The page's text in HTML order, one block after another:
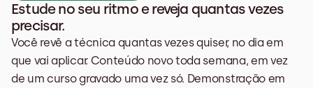
Estude no seu ritmo e reveja quantas vezes
precisar.
Você revê a técnica quantas vezes quiser, no dia em
que vai aplicar. Conteúdo novo toda semana, em vez
de um curso gravado uma vez só. Demonstração em